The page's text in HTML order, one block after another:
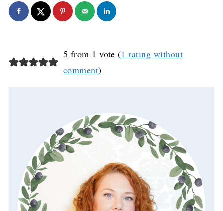
5 from 1 vote (1 rating without
comment)